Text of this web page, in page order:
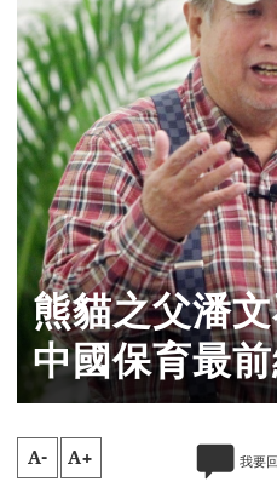
熊貓之父潘
中國保育最
A- A+ 我要